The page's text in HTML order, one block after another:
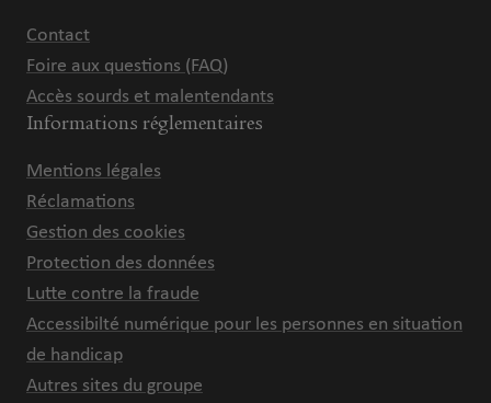
Contact
Foire aux questions (FAQ)
Accès sourds et malentendants
Informations réglementaires
Mentions légales
Réclamations
Gestion des cookies
Protection des données
Lutte contre la fraude
Accessibilté numérique pour les personnes en situation
de handicap
Autres sites du groupe